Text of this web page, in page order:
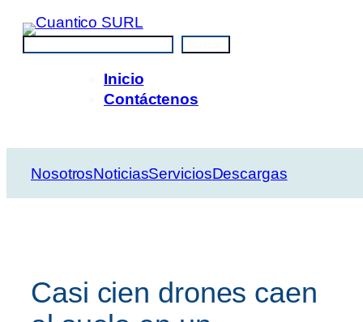
Saltar
contenido
Inicio
Contáctenos
NosotrosNoticiasServiciosDescargas
Casi cien drones caen